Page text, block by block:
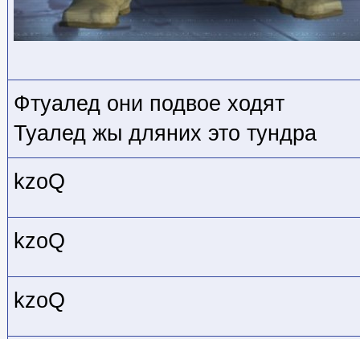
Фтуалед они подвое ходят
Туалед жы дляних это тундра
kzoQ
kzoQ
kzoQ